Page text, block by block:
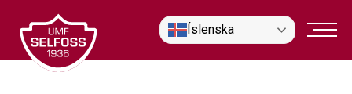
efni
Íslenska